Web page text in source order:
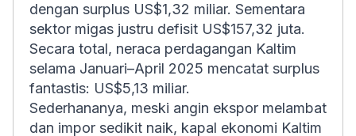
dengan surplus US$1,32 miliar. Sementara
sektor migas justru defisit US$157,32 juta.
Secara total, neraca perdagangan Kaltim
selama Januari–April 2025 mencatat surplus
fantastis: US$5,13 miliar.
Sederhananya, meski angin ekspor melambat
dan impor sedikit naik, kapal ekonomi Kaltim